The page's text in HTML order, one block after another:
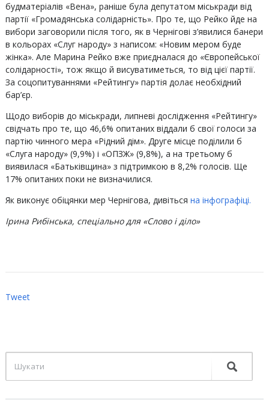
будматеріалів «Вена», раніше була депутатом міськради від
партії «Громадянська солідарність». Про те, що Рейко йде на
вибори заговорили після того, як в Чернігові з’явилися банери
в кольорах «Слуг народу» з написом: «Новим мером буде
жінка». Але Марина Рейко вже приєдналася до «Європейської
солідарності», тож якщо й висуватиметься, то від цієї партії.
За соцопитуваннями «Рейтингу» партія долає необхідний
бар’єр.
Щодо виборів до міськради, липневі дослідження «Рейтингу»
свідчать про те, що 46,6% опитаних віддали б свої голоси за
партію чинного мера «Рідний дім». Друге місце поділили б
«Слуга народу» (9,9%) і «ОПЗЖ» (9,8%), а на третьому б
виявилася «Батьківщина» з підтримкою в 8,2% голосів. Ще
17% опитаних поки не визначилися.
Як виконує обіцянки мер Чернігова, дивіться на інфографіці.
Ірина Рибінська, спеціально для «Слово і діло»
Tweet